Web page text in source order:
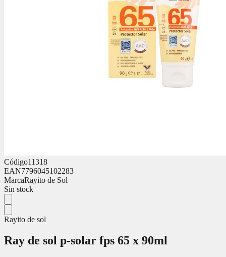
Código11318
EAN7796045102283
MarcaRayito de Sol
Sin stock
Rayito de sol
Ray de sol p-solar fps 65 x 90ml